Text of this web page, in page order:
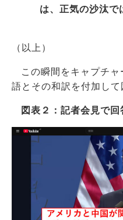
は、正気の沙汰で
（以上）
この瞬間をキャプチ
語とその和訳を付加して
図表２：記者会見で